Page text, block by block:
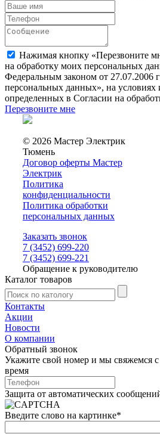
Нажимая кнопку «Перезвоните
на обработку моих персональных
Федеральным законом от
персональных данных», на условиях
определенных в Согласии на
Перезвоните мне
© 2026 Мастер Электрик
Тюмень
Договор оферты Мастер
Электрик
Политика
конфиденциальности
Политика обработки
персональных данных
Заказать звонок
7 (3452) 699-220
7 (3452) 699-221
Обращение к руководителю
Каталог товаров
Контакты
Акции
Новости
О компании
Обратный звонок
Укажите свой номер и мы свяжемся
время
Защита от автоматических
Введите слово на картинке*